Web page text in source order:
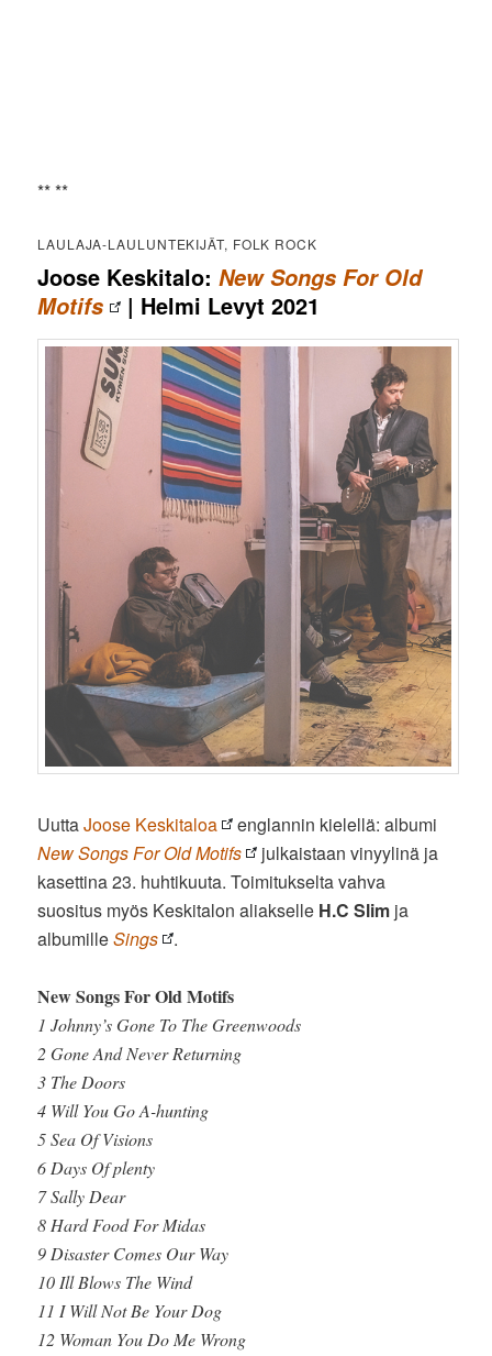
** **
LAULAJA-LAULUNTEKIJÄT, FOLK ROCK
Joose Keskitalo:New Songs For Old
Motifs
| Helmi Levyt 2021
UuttaJoose Keskitaloa
englannin kielellä: albumi
New Songs For Old Motifs
julkaistaan vinyylinä ja
kasettina 23. huhtikuuta. Toimitukselta vahva
suositus myös Keskitalon aliakselle H.C Slim ja
albumilleSings .
New Songs For Old Motifs
1 Johnny’s Gone To The Greenwoods
2 Gone And Never Returning
3 The Doors
4 Will You Go A-hunting
5 Sea Of Visions
6 Days Of plenty
7 Sally Dear
8 Hard Food For Midas
9 Disaster Comes Our Way
10 Ill Blows The Wind
11 I Will Not Be Your Dog
12 Woman You Do Me Wrong